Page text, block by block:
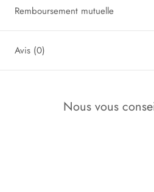
Remboursement mutuelle
Avis (0)
Nous vous